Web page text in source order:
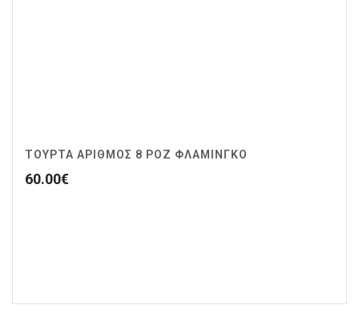
ΤΟΥΡΤΑ ΑΡΙΘΜΟΣ 8 ΡΟΖ ΦΛΑΜΙΝΓΚΟ
60.00€